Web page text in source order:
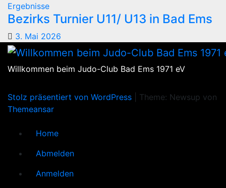
Ergebnisse
Bezirks Turnier U11/ U13 in Bad Ems
3. Mai 2026
Willkommen beim Judo-Club Bad Ems 1971 eV
Stolz präsentiert von WordPress
Theme: Newsup von
Themeansar
Home
Abmelden
Anmelden